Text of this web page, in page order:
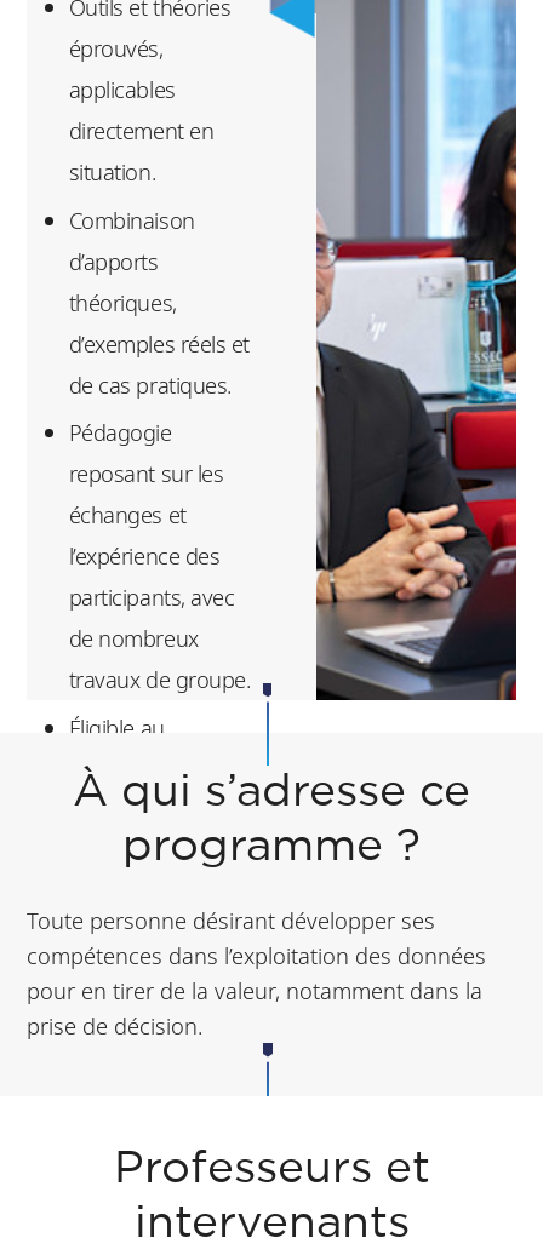
décisions
Intervenir dans ou
intelligence et
d’analytique
Déterminer les
apports des
algorithmes et des
techniques
récentes d’analyse
des données,
d’apprentissage
automatique
basées sur
l’intelligence
artificielle pour
et prescriptifs
Identifier les
gouvernance des
données et de
Outils et théories
éprouvés,
applicables
directement en
situation.
Combinaison
d’apports
théoriques,
d’exemples réels et
de cas pratiques.
Pédagogie
reposant sur les
échanges et
l’expérience des
participants, avec
de nombreux
travaux de groupe.
Éligible au
financement (CPF,
etc.)
Format compatible
temps de
professionnel
À qui s’adresse ce
programme ?
Toute personne désirant développer ses
compétences dans l’exploitation des données
pour en tirer de la valeur, notamment dans la
prise de décision.
Professeurs et
intervenants